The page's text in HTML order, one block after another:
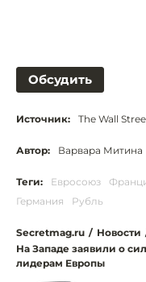
Обсудить
Источник: The Wall
Автор: Варвара Митина
Теги: Евросоюз
Германия
Рубль
Secretmag.ru / Новости
На Западе заявили о
лидерам Европы